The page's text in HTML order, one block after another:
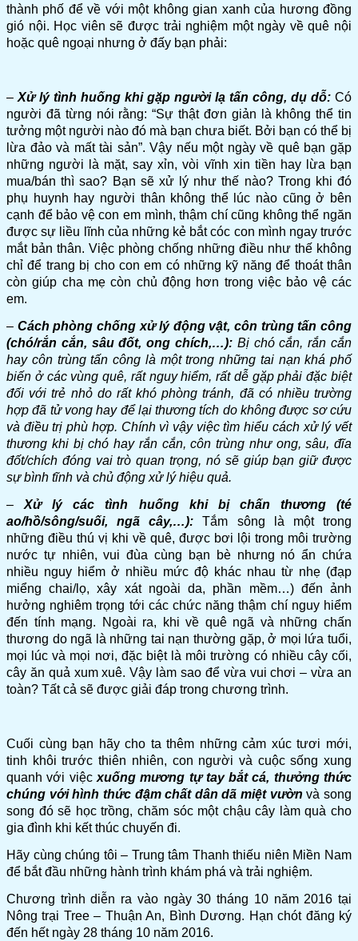
thành phố để về với một không gian xanh của hương đồng
gió nội. Học viên sẽ được trải nghiệm một ngày về quê nội
hoặc quê ngoại nhưng ở đấy bạn phải:
– Xử lý tình huống khi gặp người lạ tấn công, dụ dỗ: Có
người đã từng nói rằng: “Sự thật đơn giản là không thể tin
tưởng một người nào đó mà bạn chưa biết. Bởi bạn có thể bị
lừa đảo và mất tài sản”. Vậy nếu một ngày về quê bạn gặp
những người là mặt, say xỉn, vòi vĩnh xin tiền hay lừa bạn
mua/bán thì sao? Bạn sẽ xử lý như thế nào? Trong khi đó
phụ huynh hay người thân không thể lúc nào cũng ở bên
cạnh để bảo vệ con em mình, thậm chí cũng không thể ngăn
được sự liều lĩnh của những kẻ bắt cóc con mình ngay trước
mắt bản thân. Việc phòng chống những điều như thế không
chỉ để trang bị cho con em có những kỹ năng để thoát thân
còn giúp cha mẹ còn chủ động hơn trong việc bảo vệ các
em.
– Cách phòng chống xử lý động vật, côn trùng tấn công
(chó/rắn cắn, sâu đốt, ong chích,…): Bị chó cắn, rắn cắn
hay côn trùng tấn công là một trong những tai nạn khá phố
biến ở các vùng quê, rất nguy hiểm, rất dễ gặp phải đặc biệt
đối với trẻ nhỏ do rất khó phòng tránh, đã có nhiều trường
hợp đã tử vong hay để lại thương tích do không được sơ cứu
và điều trị phù hợp. Chính vì vậy việc tìm hiểu cách xử lý vết
thương khi bị chó hay rắn cắn, côn trùng như ong, sâu, đĩa
đốt/chích đóng vai trò quan trọng, nó sẽ giúp bạn giữ được
sự bình tĩnh và chủ động xử lý hiệu quả.
–Xử lý các tình huống khi bị chấn thương (té
ao/hồ/sông/suối, ngã cây,…): Tắm sông là một trong
những điều thú vị khi về quê, được bơi lội trong môi trường
nước tự nhiên, vui đùa cùng bạn bè nhưng nó ẩn chứa
nhiều nguy hiểm ở nhiều mức độ khác nhau từ nhẹ (đạp
miểng chai/lọ, xây xát ngoài da, phần mềm…) đến ảnh
hưởng nghiêm trọng tới các chức năng thậm chí nguy hiểm
đến tính mạng. Ngoài ra, khi về quê ngã và những chấn
thương do ngã là những tai nạn thường gặp, ở mọi lứa tuổi,
mọi lúc và mọi nơi, đặc biệt là môi trường có nhiều cây cối,
cây ăn quả xum xuê. Vậy làm sao để vừa vui chơi – vừa an
toàn? Tất cả sẽ được giải đáp trong chương trình.
Cuối cùng bạn hãy cho ta thêm những cảm xúc tươi mới,
tinh khôi trước thiên nhiên, con người và cuộc sống xung
quanh với việc xuống mương tự tay bắt cá, thưởng thức
chúng với hình thức đậm chất dân dã miệt vườn và song
song đó sẽ học trồng, chăm sóc một chậu cây làm quà cho
gia đình khi kết thúc chuyến đi.
Hãy cùng chúng tôi – Trung tâm Thanh thiếu niên Miền Nam
để bắt đầu những hành trình khám phá và trải nghiệm.
Chương trình diễn ra vào ngày 30 tháng 10 năm 2016 tại
Nông trại Tree – Thuận An, Bình Dương. Hạn chót đăng ký
đến hết ngày 28 tháng 10 năm 2016.